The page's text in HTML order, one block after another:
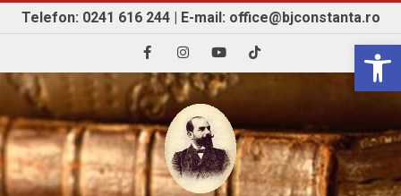
SkipTelefon: 0241 616 244 | E-mail: office@bjconstanta.ro